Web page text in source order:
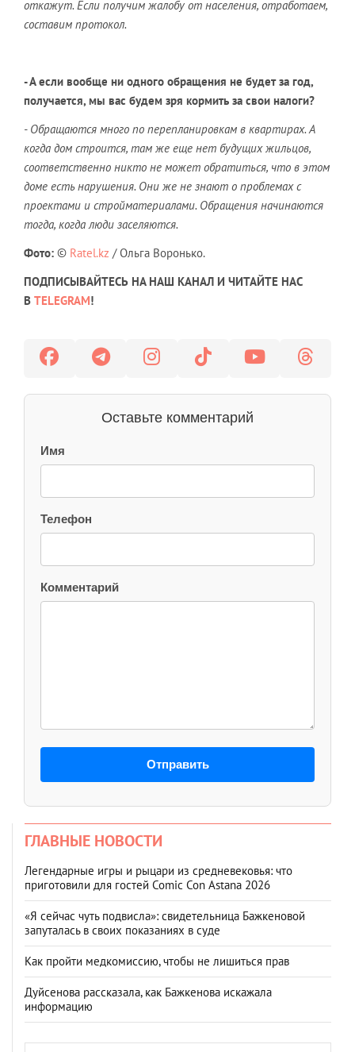
откажут. Если получим жалобу от населения, отработаем,
составим протокол.
- А если вообще ни одного обращения не будет за год,
получается, мы вас будем зря кормить за свои налоги?
- Обращаются много по перепланировкам в квартирах. А
когда дом строится, там же еще нет будущих жильцов,
соответственно никто не может обратиться, что в этом
доме есть нарушения. Они же не знают о проблемах с
проектами и стройматериалами. Обращения начинаются
тогда, когда люди заселяются.
Фото: © Ratel.kz / Ольга Воронько.
ПОДПИСЫВАЙТЕСЬ НА НАШ КАНАЛ И ЧИТАЙТЕ НАС
В TELEGRAM!
Оставьте комментарий
Имя
Телефон
Комментарий
Отправить
ГЛАВНЫЕ НОВОСТИ
Легендарные игры и рыцари из средневековья: что
приготовили для гостей Comic Con Astana 2026
«Я сейчас чуть подвисла»: свидетельница Бажкеновой
запуталась в своих показаниях в суде
Как пройти медкомиссию, чтобы не лишиться прав
Дуйсенова рассказала, как Бажкенова искажала
информацию